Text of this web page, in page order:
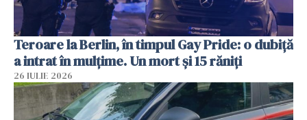
Teroare la Berlin, în timpul Gay Pride: o dubiță
a intrat în mulțime. Un mort și 15 răniți
26 IULIE 2026